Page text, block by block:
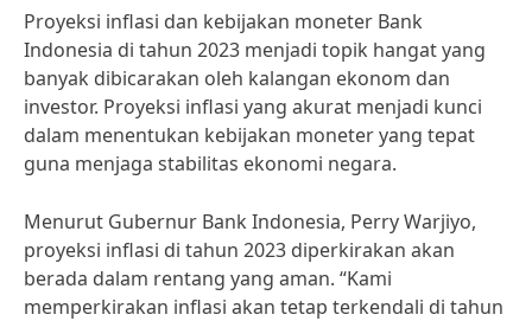
Proyeksi inflasi dan kebijakan moneter Bank
Indonesia di tahun 2023 menjadi topik hangat yang
banyak dibicarakan oleh kalangan ekonom dan
investor. Proyeksi inflasi yang akurat menjadi kunci
dalam menentukan kebijakan moneter yang tepat
guna menjaga stabilitas ekonomi negara.
Menurut Gubernur Bank Indonesia, Perry Warjiyo,
proyeksi inflasi di tahun 2023 diperkirakan akan
berada dalam rentang yang aman. “Kami
memperkirakan inflasi akan tetap terkendali di tahun